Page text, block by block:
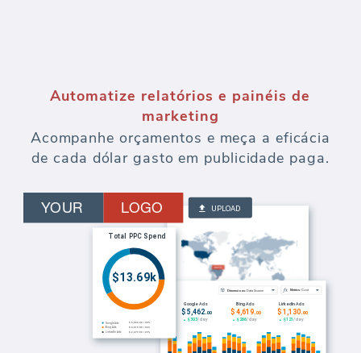
Automatize relatórios e painéis de
marketing
Acompanhe orçamentos e meça a eficácia
de cada dólar gasto em publicidade paga.